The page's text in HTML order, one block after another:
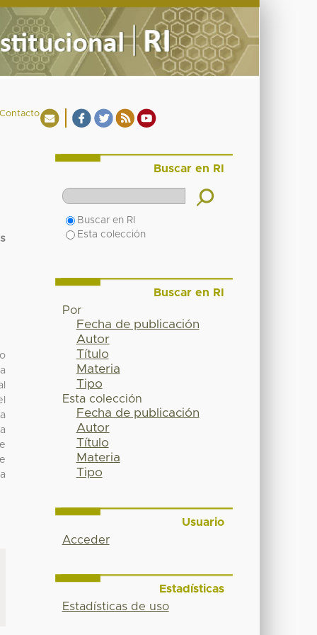
Contacto
Buscar en RI
Buscar en RI
Esta colección
Buscar en RI
Por
Fecha de publicación
Autor
Título
Materia
Tipo
Esta colección
Fecha de publicación
Autor
Título
Materia
Tipo
Usuario
Acceder
Estadísticas
Estadísticas de uso